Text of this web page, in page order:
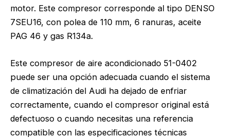
motor. Este compresor corresponde al tipo DENSO
7SEU16, con polea de 110 mm, 6 ranuras, aceite
PAG 46 y gas R134a.
Este compresor de aire acondicionado 51-0402
puede ser una opción adecuada cuando el sistema
de climatización del Audi ha dejado de enfriar
correctamente, cuando el compresor original está
defectuoso o cuando necesitas una referencia
compatible con las especificaciones técnicas